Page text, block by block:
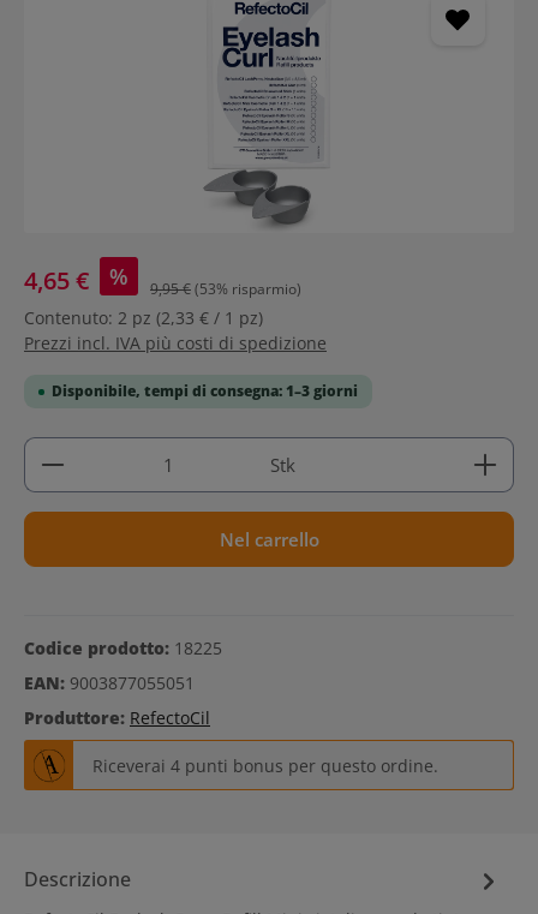
4,65 € % 9,95 €(53% risparmio)
Contenuto: 2 pz (2,33 € / 1 pz)
Prezzi incl. IVA più costi di spedizione
Disponibile, tempi di consegna: 1–3 giorni
Quantità del prodotto: inserisci la quantità
Stk
Nel carrello
Codice prodotto: 18225
EAN: 9003877055051
Produttore: RefectoCil
Riceverai 4 punti bonus per questo ordine.
Descrizione